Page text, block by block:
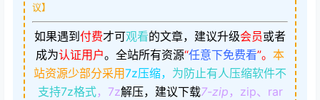
议】
如果遇到 付费才可观看的文章，建议升级会员或者
成为认证用户。 全站所有资源“任意下免费看”。 本
站资源少部分采用7z压缩， 为防止有人压缩软件不
支持7z格式，7z解压，建议下载7-zip ，zip、rar